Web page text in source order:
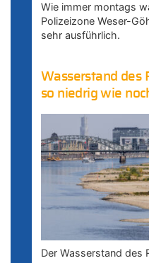
Wie immer montags
Polizeizone Weser-
sehr ausführlich.
Wasserstand des
so niedrig wie
Der Wasserstand des